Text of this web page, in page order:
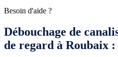
Besoin d'aide ?
Débouchage de
de regard à Roubaix :